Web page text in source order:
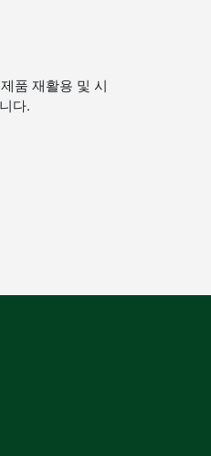
품 재활용 및 시
다.